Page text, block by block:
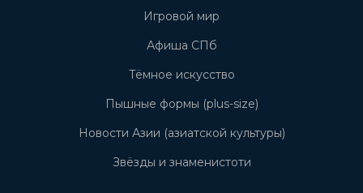
Игровой мир
Афиша СПб
Тёмное искусство
Пышные формы (plus-size)
Новости Азии (азиатской культуры)
Звёзды и знаменистоти